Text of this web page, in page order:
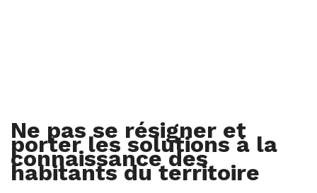
Ne pas se résigner et
porter les solutions à la
connaissance des
habitants du territoire